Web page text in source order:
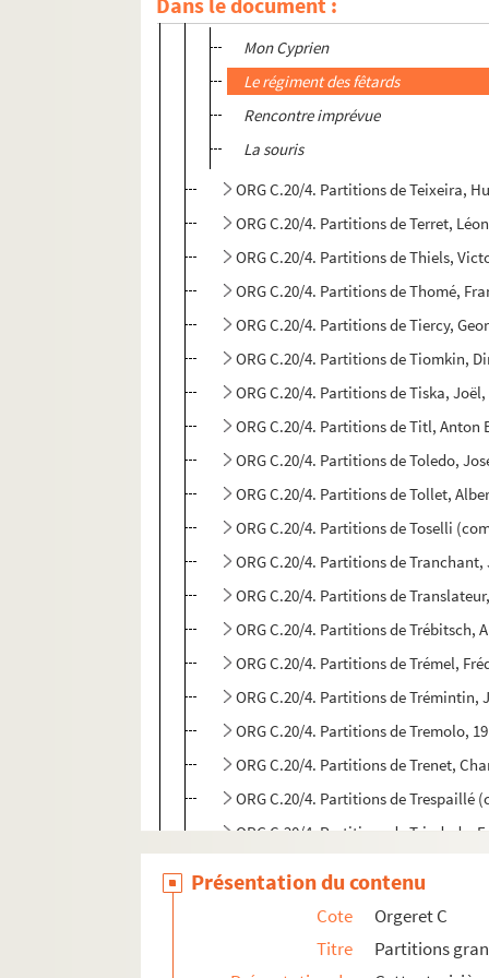
ORG C.20/4. Partitions de Tavernier,
Mon Cyprien
Le régiment des fêtards
Rencontre imprévue
La souris
ORG C.20/4. Partitions de Teixeira,
ORG C.20/4. Partitions de Terret,
ORG C.20/4. Partitions de Thiels,
ORG C.20/4. Partitions de Thomé,
ORG C.20/4. Partitions de Tiercy,
ORG C.20/4. Partitions de Tiomkin,
ORG C.20/4. Partitions de Tiska,
ORG C.20/4. Partitions de Titl, Anton
ORG C.20/4. Partitions de Toledo,
ORG C.20/4. Partitions de Tollet,
ORG C.20/4. Partitions de Toselli
ORG C.20/4. Partitions de
ORG C.20/4. Partitions de
ORG C.20/4. Partitions de Trébitsch,
ORG C.20/4. Partitions de Trémel,
ORG C.20/4. Partitions de Trémintin,
ORG C.20/4. Partitions de Tremolo,
ORG C.20/4. Partitions de Trenet,
ORG C.20/4. Partitions de Trespaillé
ORG C.20/4. Partitions de Trindade,
Présentation du contenu
Cote
Orgeret C
Titre
Partitions